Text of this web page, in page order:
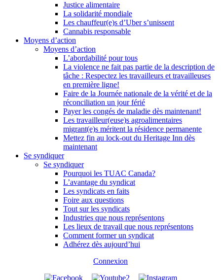
Justice alimentaire
La solidarité mondiale
Les chauffeur(e)s d’Uber s’unissent
Cannabis responsable
Moyens d’action
Moyens d’action
L’abordabilité pour tous
La violence ne fait pas partie de la description de
tâche : Respectez les travailleurs et travailleuses
en première ligne!
Faire de la Journée nationale de la vérité et de la
réconciliation un jour férié
Payer les congés de maladie dès maintenant!
Les travailleur(euse)s agroalimentaires
migrant(e)s méritent la résidence permanente
Mettez fin au lock-out du Heritage Inn dès
maintenant
Se syndiquer
Se syndiquer
Pourquoi les TUAC Canada?
L’avantage du syndicat
Les syndicats en faits
Foire aux questions
Tout sur les syndicats
Industries que nous représentons
Les lieux de travail que nous représentons
Comment former un syndicat
Adhérez dès aujourd’hui
Connexion